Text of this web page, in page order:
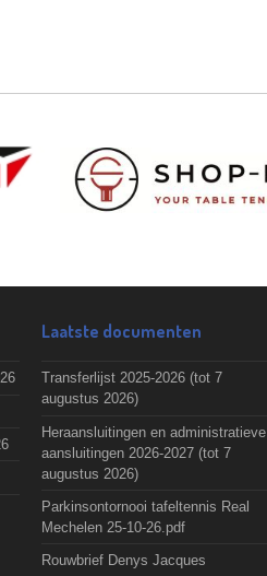
Laatste documenten
Transferlijst 2025-2026 (tot 7
augustus 2026)
Heraansluitingen en administratieve
aansluitingen 2026-2027 (tot 7
augustus 2026)
Parkinsontornooi tafeltennis Real
Mechelen 25-10-26.pdf
Rouwbrief Denys Jacques